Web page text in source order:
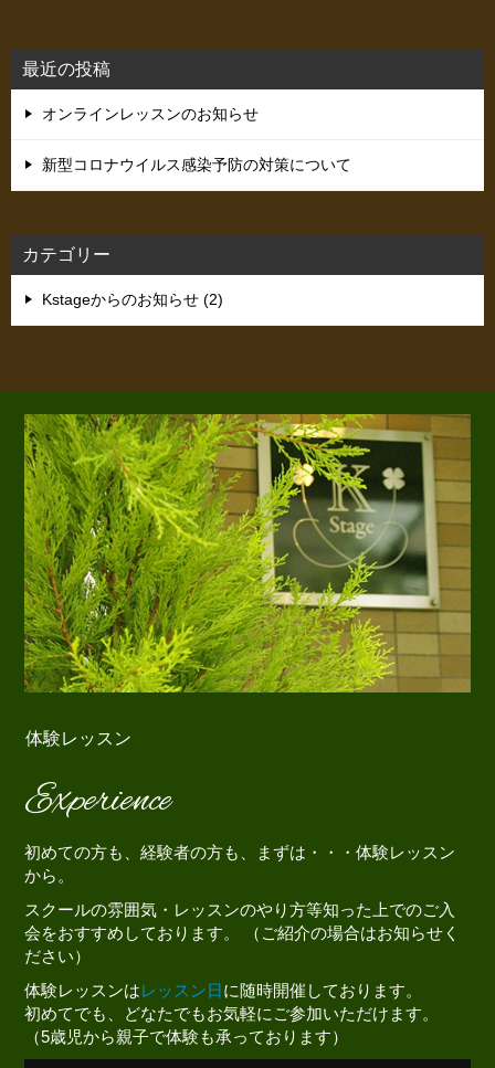
最近の投稿
オンラインレッスンのお知らせ
新型コロナウイルス感染予防の対策について
カテゴリー
Kstageからのお知らせ (2)
体験レッスン
Experience
初めての方も、経験者の方も、まずは・・・体験レッスン
から。
スクールの雰囲気・レッスンのやり方等知った上でのご入
会をおすすめしております。 （ご紹介の場合はお知らせく
ださい）
体験レッスンはレッスン日に随時開催しております。
初めてでも、どなたでもお気軽にご参加いただけます。
（5歳児から親子で体験も承っております）